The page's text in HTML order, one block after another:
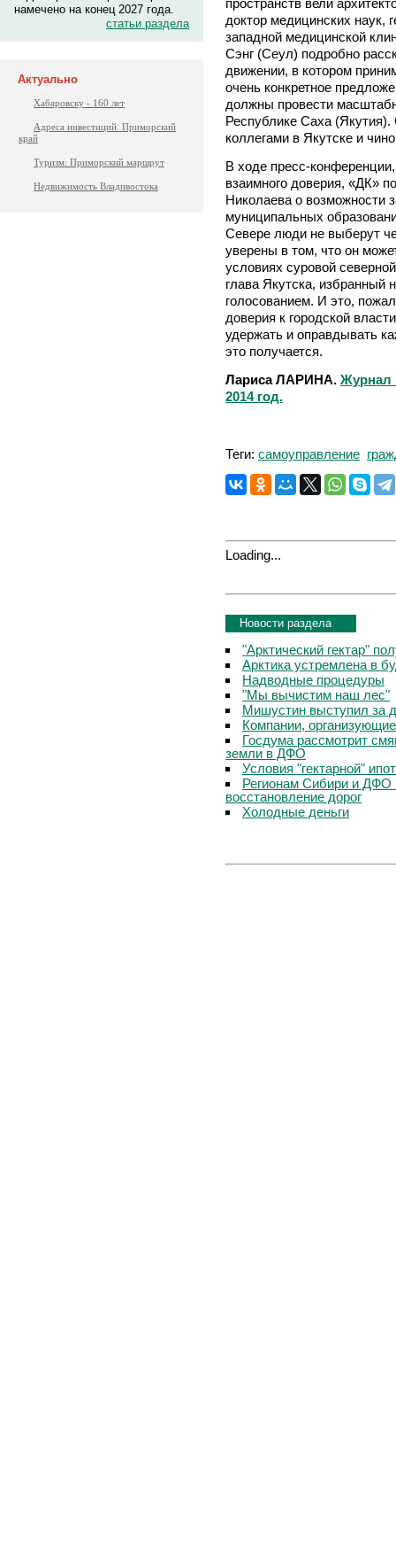
намечено на конец 2027 года.
статьи раздела
Актуально
Хабаровску - 160 лет
Адреса инвестиций. Приморский
край
Туризм: Приморский маршрут
Недвижимость Владивостока
доктор медицинских наук,
западной медицинской
Сэнг (Сеул) подробно
движении, в котором
очень конкретное
должны провести
Республике Саха
коллегами в Якутске и
В ходе пресс-
взаимного доверия, «ДК»
Николаева о возможности
муниципальных
Севере люди не выберут
уверены в том, что он
условиях суровой
глава Якутска, избранный
голосованием. И это,
доверия к городской
удержать и оправдывать
это получается.
Лариса ЛАРИНА. Журнал
2014 год.
Теги: самоуправление
Loading...
Новости раздела
"Арктический гектар"
Арктика устремлена в
Надводные процедуры
"Мы вычистим наш лес"
Мишустин выступил за
Компании,
Госдума рассмотрит
земли в ДФО
Условия "гектарной"
Регионам Сибири и ДФО
восстановление дорог
Холодные деньги